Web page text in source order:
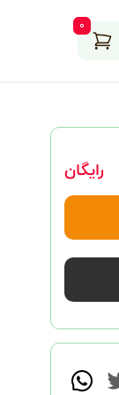
۰
رایگان